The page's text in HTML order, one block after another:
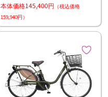
本体価格145,400円 （税込価格
159,940円）